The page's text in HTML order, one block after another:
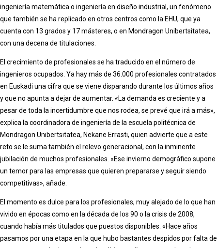
ingeniería matemática o ingeniería en diseño industrial, un fenómeno
que también se ha replicado en otros centros como la EHU, que ya
cuenta con 13 grados y 17 másteres, o en Mondragon Unibertsitatea,
con una decena de titulaciones.
El crecimiento de profesionales se ha traducido en el número de
ingenieros ocupados. Ya hay más de 36.000 profesionales contratados
en Euskadi una cifra que se viene disparando durante los últimos años
y que no apunta a dejar de aumentar. «La demanda es creciente y a
pesar de toda la incertidumbre que nos rodea, se prevé que irá a más»,
explica la coordinadora de ingeniería de la escuela politécnica de
Mondragon Unibertsitatea, Nekane Errasti, quien advierte que a este
reto se le suma también el relevo generacional, con la inminente
jubilación de muchos profesionales. «Ese invierno demográfico supone
un temor para las empresas que quieren prepararse y seguir siendo
competitivas», añade.
El momento es dulce para los profesionales, muy alejado de lo que han
vivido en épocas como en la década de los 90 o la crisis de 2008,
cuando había más titulados que puestos disponibles. «Hace años
pasamos por una etapa en la que hubo bastantes despidos por falta de